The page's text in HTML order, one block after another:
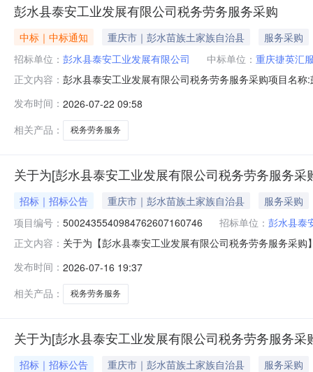
彭水县泰安工业发展有限公司税务劳务服务采购
中标｜中标通知 重庆市｜彭水苗族土家族自治县
服务采购
招标单位： 彭水县泰安工业发展有限公司 中标单位： 重庆捷英汇
正文内容： 彭水县泰安工业发展有限公司税务劳务服务采购项目名
取，最高限价单价为6.5万元/人/年，以中标单价为合同
发布时间： 2026-07-22 09:58
相关产品：
税务劳务服务
关于为[彭水县泰安工业发展有限公司税务劳务服务
招标｜招标公告 重庆市｜彭水苗族土家族自治县
服务采购
项目编号： 5002435540984762607160746 招标单位： 彭水县泰
正文内容： 关于为【彭水县泰安工业发展有限公司税务劳务服务采
购否所需中介服务事项所需服务类型商务服务服务内容
人员与劳务外包公司签
发布时间： 2026-07-16 19:37
相关产品：
税务劳务服务
关于为[彭水县泰安工业发展有限公司税务劳务服务
招标｜招标公告 重庆市｜彭水苗族土家族自治县
服务采购